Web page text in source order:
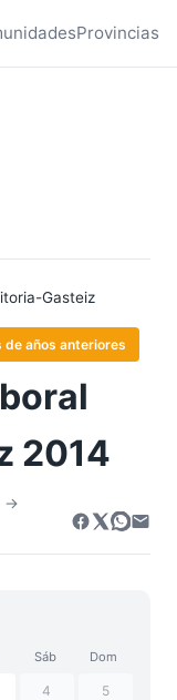
Provincias
Gasteiz
de años anteriores
2014
→
Sáb Dom
4 5